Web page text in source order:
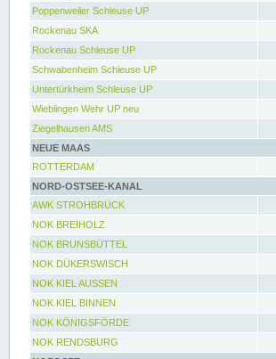
Poppenweiler Schleuse UP
Rockenau SKA
Rockenau Schleuse UP
Schwabenheim Schleuse UP
Untertürkheim Schleuse UP
Wieblingen Wehr UP neu
Ziegelhausen AMS
NEUE MAAS
ROTTERDAM
NORD-OSTSEE-KANAL
AWK STROHBRÜCK
NOK BREIHOLZ
NOK BRUNSBÜTTEL
NOK DÜKERSWISCH
NOK KIEL AUSSEN
NOK KIEL BINNEN
NOK KÖNIGSFÖRDE
NOK RENDSBURG